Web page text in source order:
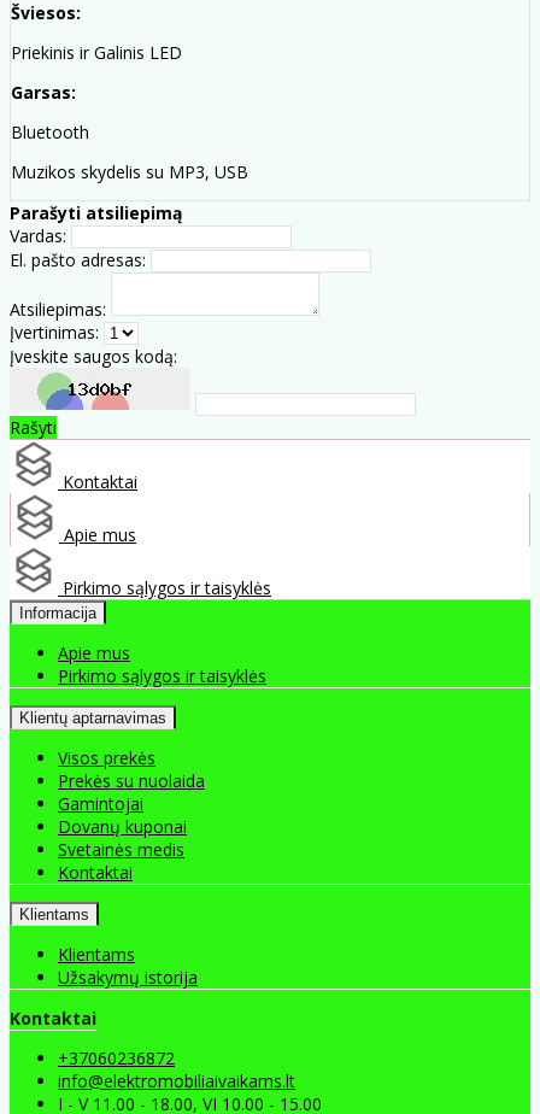
Šviesos:
Priekinis ir Galinis LED
Garsas:
Bluetooth
Muzikos skydelis su MP3, USB
Parašyti atsiliepimą
Vardas:
El. pašto adresas:
Atsiliepimas:
Įvertinimas:
Įveskite saugos kodą:
Rašyti
Kontaktai
Apie mus
Pirkimo sąlygos ir taisyklės
Informacija
Apie mus
Pirkimo sąlygos ir taisyklės
Klientų aptarnavimas
Visos prekės
Prekės su nuolaida
Gamintojai
Dovanų kuponai
Svetainės medis
Kontaktai
Klientams
Klientams
Užsakymų istorija
Kontaktai
+37060236872
info@elektromobiliaivaikams.lt
I - V 11.00 - 18.00, VI 10.00 - 15.00